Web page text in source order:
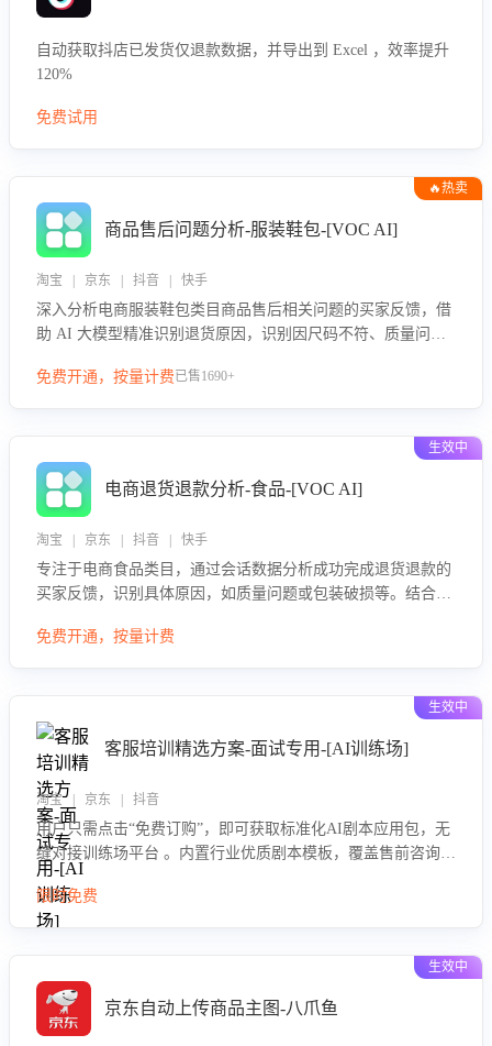
自动获取抖店已发货仅退款数据，并导出到 Excel ，效率提升
120%
免费试用
🔥热卖
商品售后问题分析-服装鞋包-[VOC AI]
淘宝 | 京东 | 抖音 | 快手
深入分析电商服装鞋包类目商品售后相关问题的买家反馈，借
助 AI 大模型精准识别退货原因，识别因尺码不符、质量问题
商家优化产品或服务，实现销售额的显著提升。
免费开通，按量计费已售1690+
生效中
电商退货退款分析-食品-[VOC AI]
淘宝 | 京东 | 抖音 | 快手
专注于电商食品类目，通过会话数据分析成功完成退货退款的
买家反馈，识别具体原因，如质量问题或包装破损等。结合AI
低退款率，提升售后效率。
免费开通，按量计费
生效中
客服培训精选方案-面试专用-[AI训练场]
淘宝 | 京东 | 抖音
用户只需点击“免费订购”，即可获取标准化AI剧本应用包，无
缝对接训练场平台 。内置行业优质剧本模板，覆盖售前咨询、
售后处理等全场景，消除复杂部署流程，节省90%的初始化时
间，助力企业快速启动智能客服训练
限时免费
生效中
京东自动上传商品主图-八爪鱼